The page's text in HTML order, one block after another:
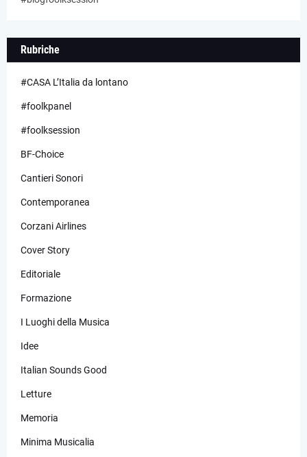
Rubriche
#CASA L’Italia da lontano
#foolkpanel
#foolksession
BF-Choice
Cantieri Sonori
Contemporanea
Corzani Airlines
Cover Story
Editoriale
Formazione
I Luoghi della Musica
Idee
Italian Sounds Good
Letture
Memoria
Minima Musicalia